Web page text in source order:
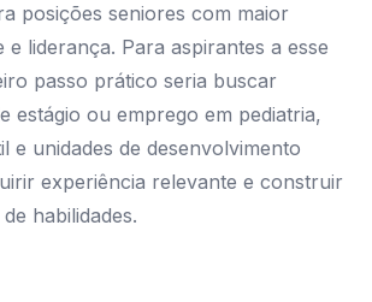
posições seniores com maior
e liderança. Para aspirantes a esse
passo prático seria buscar
estágio ou emprego em pediatria,
e unidades de desenvolvimento
experiência relevante e construir
habilidades.